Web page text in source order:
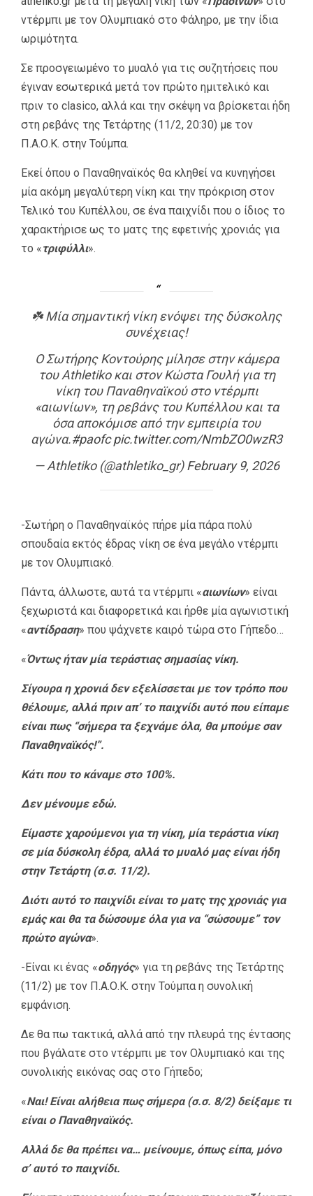
ντέρμπι με τον Ολυμπιακό στο Φάληρο, με την ίδια
ωριμότητα.
Σε προσγειωμένο το μυαλό για τις συζητήσεις που
έγιναν εσωτερικά μετά τον πρώτο ημιτελικό και
πριν το clasico, αλλά και την σκέψη να βρίσκεται ήδη
στη ρεβάνς της Τετάρτης (11/2, 20:30) με τον
Π.Α.Ο.Κ. στην Τούμπα.
Εκεί όπου ο Παναθηναϊκός θα κληθεί να κυνηγήσει
μία ακόμη μεγαλύτερη νίκη και την πρόκριση στον
Τελικό του Κυπέλλου, σε ένα παιχνίδι που ο ίδιος το
χαρακτήρισε ως το ματς της εφετινής χρονιάς για
το «τριφύλλι».
☘️ Μία σημαντική νίκη ενόψει της δύσκολης
συνέχειας!
Ο Σωτήρης Κοντούρης μίλησε στην κάμερα
του Athletiko και στον Κώστα Γουλή για τη
νίκη του Παναθηναϊκού στο ντέρμπι
«αιωνίων», τη ρεβάνς του Κυπέλλου και τα
όσα αποκόμισε από την εμπειρία του
αγώνα.#paofc pic.twitter.com/NmbZO0wzR3
— Athletiko (@athletiko_gr)February 9, 2026
-Σωτήρη ο Παναθηναϊκός πήρε μία πάρα πολύ
σπουδαία εκτός έδρας νίκη σε ένα μεγάλο ντέρμπι
με τον Ολυμπιακό.
Πάντα, άλλωστε, αυτά τα ντέρμπι «αιωνίων» είναι
ξεχωριστά και διαφορετικά και ήρθε μία αγωνιστική
«αντίδραση» που ψάχνετε καιρό τώρα στο Γήπεδο…
«Όντως ήταν μία τεράστιας σημασίας νίκη.
Σίγουρα η χρονιά δεν εξελίσσεται με τον τρόπο που
θέλουμε, αλλά πριν απ’ το παιχνίδι αυτό που είπαμε
είναι πως “σήμερα τα ξεχνάμε όλα, θα μπούμε σαν
Παναθηναϊκός!”.
Κάτι που το κάναμε στο 100%.
Δεν μένουμε εδώ.
Είμαστε χαρούμενοι για τη νίκη, μία τεράστια νίκη
σε μία δύσκολη έδρα, αλλά το μυαλό μας είναι ήδη
στην Τετάρτη (σ.σ. 11/2).
Διότι αυτό το παιχνίδι είναι το ματς της χρονιάς για
εμάς και θα τα δώσουμε όλα για να “σώσουμε” τον
πρώτο αγώνα».
-Είναι κι ένας «οδηγός» για τη ρεβάνς της Τετάρτης
(11/2) με τον Π.Α.Ο.Κ. στην Τούμπα η συνολική
εμφάνιση.
Δε θα πω τακτικά, αλλά από την πλευρά της έντασης
που βγάλατε στο ντέρμπι με τον Ολυμπιακό και της
συνολικής εικόνας σας στο Γήπεδο;
«Ναι! Είναι αλήθεια πως σήμερα (σ.σ. 8/2) δείξαμε τι
είναι ο Παναθηναϊκός.
Αλλά δε θα πρέπει να… μείνουμε, όπως είπα, μόνο
σ’ αυτό το παιχνίδι.